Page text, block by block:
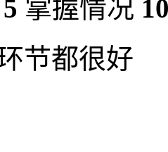
5 掌握情况
节都很好